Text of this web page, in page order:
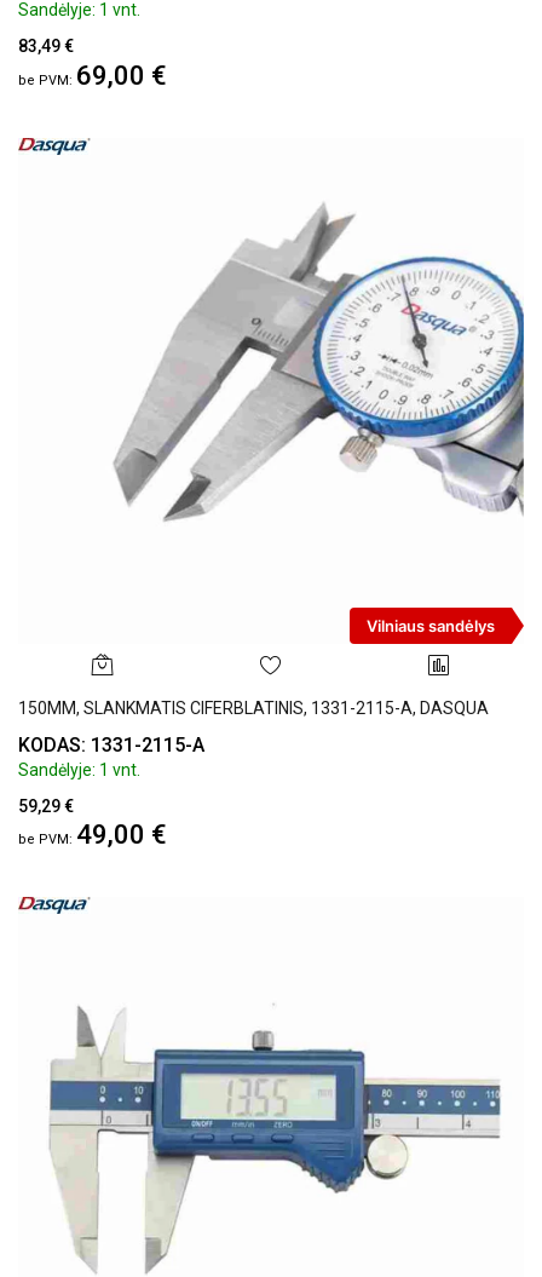
Sandėlyje: 1 vnt.
83,49 €
69,00 €
Vilniaus sandėlys
150MM, SLANKMATIS CIFERBLATINIS, 1331-2115-A, DASQUA
KODAS: 1331-2115-A
Sandėlyje: 1 vnt.
59,29 €
49,00 €